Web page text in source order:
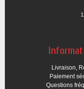
Livraison,
Paiement
Questions